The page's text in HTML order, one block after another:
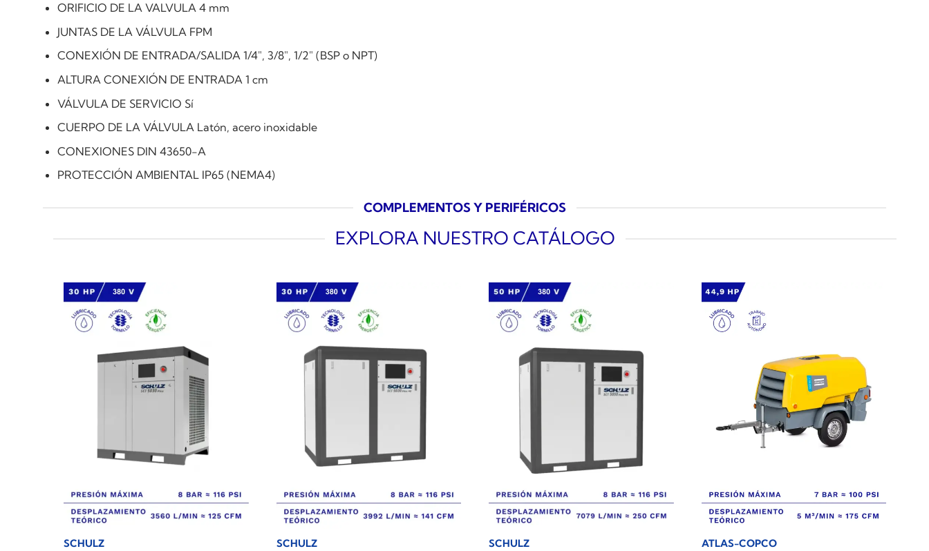
ORIFICIO DE LA VALVULA 4 mm
JUNTAS DE LA VÁLVULA FPM
CONEXIÓN DE ENTRADA/SALIDA 1/4″, 3/8″, 1/2″ (BSP o NPT)
ALTURA CONEXIÓN DE ENTRADA 1 cm
VÁLVULA DE SERVICIO Sí
CUERPO DE LA VÁLVULA Latón, acero inoxidable
CONEXIONES DIN 43650-A
PROTECCIÓN AMBIENTAL IP65 (NEMA4)
COMPLEMENTOS Y PERIFÉRICOS
EXPLORA NUESTRO CATÁLOGO
SCHULZ SCHULZ SCHULZ ATLAS-COPCO